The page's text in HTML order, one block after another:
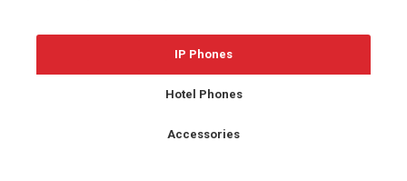
IP Phones
Hotel Phones
Accessories